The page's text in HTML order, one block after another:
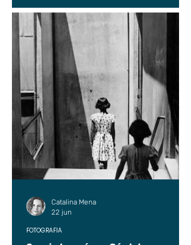
FOTOGRAFÍA
Catalina Mena
22 jun